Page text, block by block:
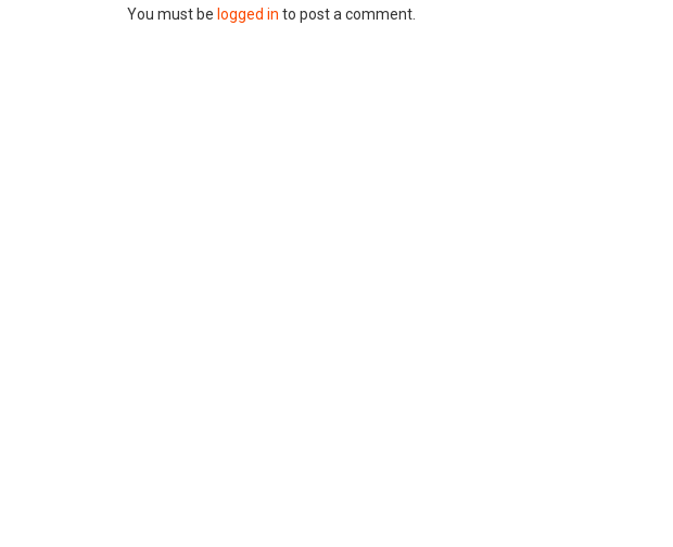
You must be logged in to post a comment.